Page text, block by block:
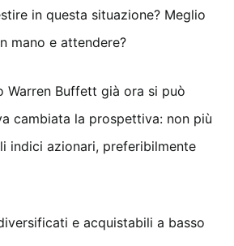
in questa situazione? Meglio
mano e attendere?
Warren Buffett già ora si può
cambiata la prospettiva: non più
indici azionari, preferibilmente
e acquistabili a basso